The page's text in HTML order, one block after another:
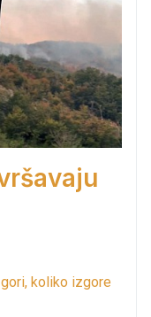
koliko izgore